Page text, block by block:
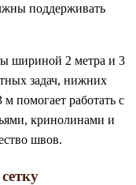
поддерживать
шириной 2 метра и 3
задач, нижних
помогает работать с
кринолинами и
швов.